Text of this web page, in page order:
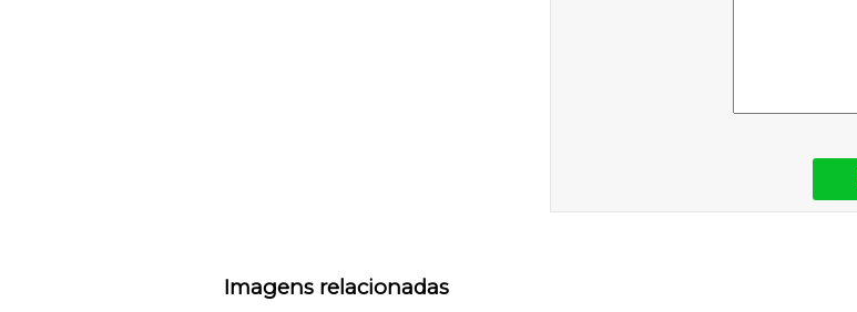
Imagens relacionadas